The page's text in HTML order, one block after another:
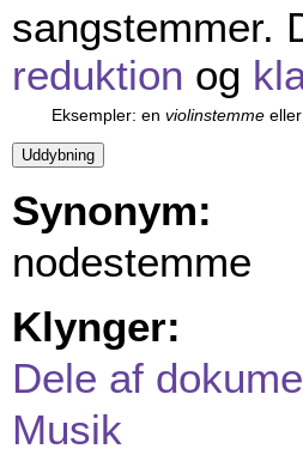
sangstemmer.
reduktion og
Eksempler: en violinstemmeeller
Synonym:
nodestemme
Klynger:
Dele af
Musik